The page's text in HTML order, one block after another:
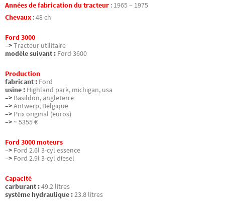
Années de fabrication du tracteur : 1965 – 1975
Chevaux :48 ch
Ford 3000
–>Tracteur utilitaire
modèle suivant : Ford 3600
Production
fabricant : Ford
usine : Highland park, michigan, usa
–> Basildon, angleterre
–>Antwerp, Belgique
–> Prix original (euros)
–> ~ 5355 €
Ford 3000 moteurs
–> Ford 2.6l 3-cyl essence
–> Ford 2.9l 3-cyl diesel
Capacité
carburant :49.2 litres
système hydraulique :23.8 litres